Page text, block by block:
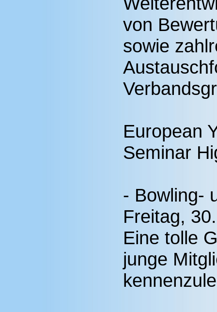
von
sowie
European
Seminar
- Bowling-
Freitag,
Eine tolle
junge